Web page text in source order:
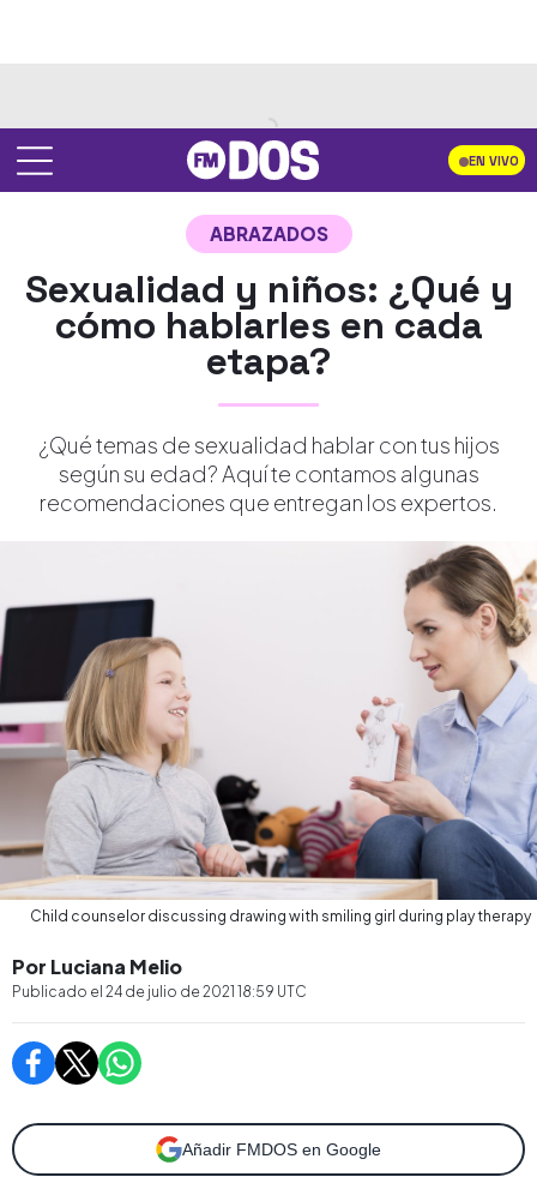
EN VIVO
ABRAZADOS
Sexualidad y niños: ¿Qué y
cómo hablarles en cada
etapa?
¿Qué temas de sexualidad hablar con tus hijos
según su edad? Aquí te contamos algunas
recomendaciones que entregan los expertos.
Child counselor discussing drawing with smiling girl during play therapy
Por Luciana Melio
Publicado el 24 de julio de 2021 18:59 UTC
Añadir FMDOS en Google